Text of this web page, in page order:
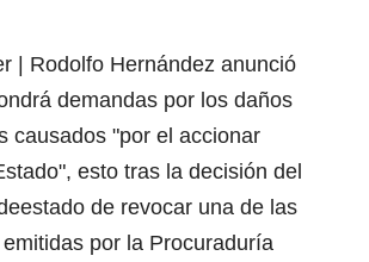
| Rodolfo Hernández anunció
demandas por los daños
causados "por el accionar
esto tras la decisión del
de revocar una de las
por la Procuraduría